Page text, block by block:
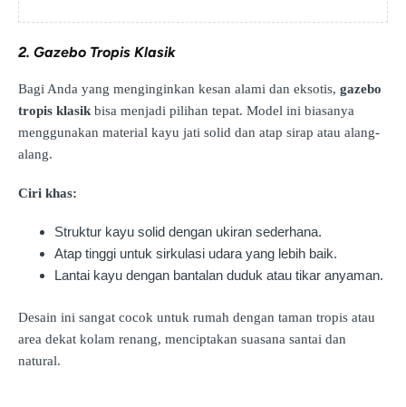
2. Gazebo Tropis Klasik
Bagi Anda yang menginginkan kesan alami dan eksotis, gazebo
tropis klasikbisa menjadi pilihan tepat. Model ini biasanya
menggunakan material kayu jati solid dan atap sirap atau alang-
alang.
Ciri khas:
Struktur kayu solid dengan ukiran sederhana.
Atap tinggi untuk sirkulasi udara yang lebih baik.
Lantai kayu dengan bantalan duduk atau tikar anyaman.
Desain ini sangat cocok untuk rumah dengan taman tropis atau
area dekat kolam renang, menciptakan suasana santai dan
natural.